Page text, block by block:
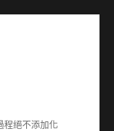
程絕不添加化